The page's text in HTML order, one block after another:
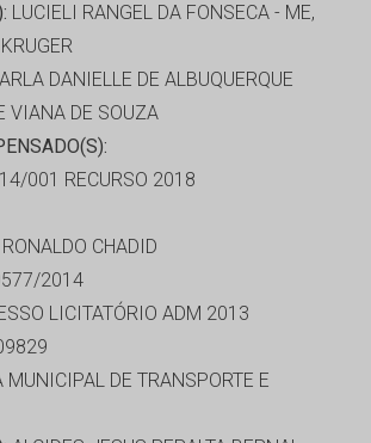
LUCIELI RANGEL DA FONSECA - ME,
DANIELLE DE ALBUQUERQUE
VIANA DE SOUZA
001 RECURSO 2018
CHADID
2014
LICITATÓRIO ADM 2013
MUNICIPAL DE TRANSPORTE E